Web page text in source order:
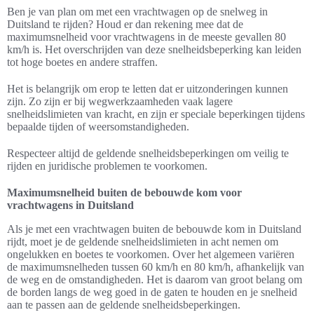
Ben je van plan om met een vrachtwagen op de snelweg in
Duitsland te rijden? Houd er dan rekening mee dat de
maximumsnelheid voor vrachtwagens in de meeste gevallen 80
km/h is. Het overschrijden van deze snelheidsbeperking kan leiden
tot hoge boetes en andere straffen.
Het is belangrijk om erop te letten dat er uitzonderingen kunnen
zijn. Zo zijn er bij wegwerkzaamheden vaak lagere
snelheidslimieten van kracht, en zijn er speciale beperkingen tijdens
bepaalde tijden of weersomstandigheden.
Respecteer altijd de geldende snelheidsbeperkingen om veilig te
rijden en juridische problemen te voorkomen.
Maximumsnelheid buiten de bebouwde kom voor
vrachtwagens in Duitsland
Als je met een vrachtwagen buiten de bebouwde kom in Duitsland
rijdt, moet je de geldende snelheidslimieten in acht nemen om
ongelukken en boetes te voorkomen. Over het algemeen variëren
de maximumsnelheden tussen 60 km/h en 80 km/h, afhankelijk van
de weg en de omstandigheden. Het is daarom van groot belang om
de borden langs de weg goed in de gaten te houden en je snelheid
aan te passen aan de geldende snelheidsbeperkingen.